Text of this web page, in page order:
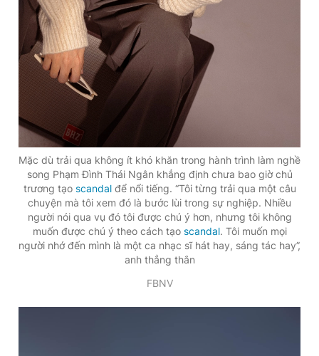
Mặc dù trải qua không ít khó khăn trong hành trình làm nghề
song Phạm Đình Thái Ngân khẳng định chưa bao giờ chủ
trương tạo scandalđể nổi tiếng. “Tôi từng trải qua một câu
chuyện mà tôi xem đó là bước lùi trong sự nghiệp. Nhiều
người nói qua vụ đó tôi được chú ý hơn, nhưng tôi không
muốn được chú ý theo cách tạo scandal. Tôi muốn mọi
người nhớ đến mình là một ca nhạc sĩ hát hay, sáng tác hay”,
anh thẳng thắn
FBNV